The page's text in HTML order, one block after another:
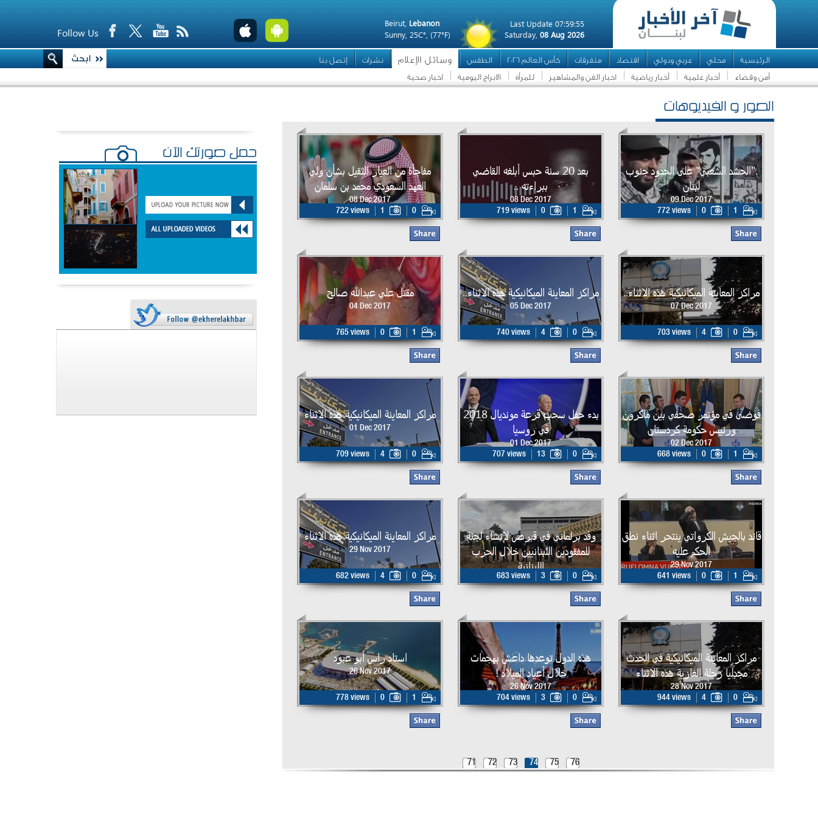
Last Update 07:59:55
Saturday, 08 Aug 2026
Beirut, Lebanon
Sunny, 25C°, (77°F)
Follow Us
الرئيسية محلي عربي ودولي اقتصاد متفرقات كأس العالم 2026 الطقس وسائل الإعلام نشرات
إتصل بنا
أمن وقضاء
أخبار علمية أخبار رياضية اخبار الفن والمشاهير للمرأة الابراج اليومية اخبار صحية
الصور و الفيديوهات
."الحشد الشعبي" على الحدود جنوب
لبنان
09 Dec 2017
772 views
0 1
بعد 20 سنة حبس أبلغه القاضي
ببراءته ..
08 Dec 2017
719 views
0 1
مفاجأة من العيار الثقيل بشأن ولي
العهد السعودي محمد بن سلمان
08 Dec 2017
722 views
1 0
مراكز المعاينة الميكانيكية هذه الاثناء..
07 Dec 2017
703 views 4 0
مراكز المعاينة الميكانيكية هذه الاثناء..
05 Dec 2017
740 views 4 0
مقتل علي عبدالله صالح
04 Dec 2017
765 views 0 1
فوضى في مؤتمر صحفي بين ماكرون
ورئيس حكومة كردستان
02 Dec 2017
668 views
0 1
بدء حفل سحب قرعة مونديال 2018
في روسيا
01 Dec 2017
707 views
13 0
مراكز المعاينة الميكانيكية هذه الاثناء
01 Dec 2017
709 views 4 0
قائد بالجيش الكرواتي ينتحر اثناء نطق
الحكم عليه
29 Nov 2017
641 views
0 1
وفد برلماني في قبرص لإنشاء لجنة
للمفقودين اللبنانيين خلال الحرب
اللبنانية
29 Nov 2017
683 views 3 0
مراكز المعاينة الميكانيكية هذه الاثناء
29 Nov 2017
682 views 4 0
مراكز المعاينة الميكانيكية في الحدث
مجدليا زحلة الغازية هذه الاثناء
28 Nov 2017
944 views
4 0
هذه الدول توعدها داعش بهجمات
خلال أعياد الميلاد !
26 Nov 2017
704 views
3 0
استاد راس أبو عبود
26 Nov 2017
778 views 0 1
71 72 73 74 75 76
حمّل صورتك الآن